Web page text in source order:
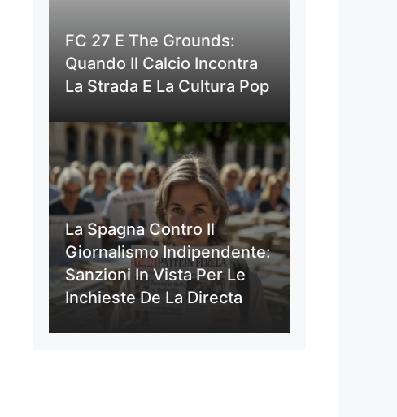
FC 27 E The Grounds:
Quando Il Calcio Incontra
La Strada E La Cultura Pop
La Spagna Contro Il
Giornalismo Indipendente:
Sanzioni In Vista Per Le
Inchieste De La Directa